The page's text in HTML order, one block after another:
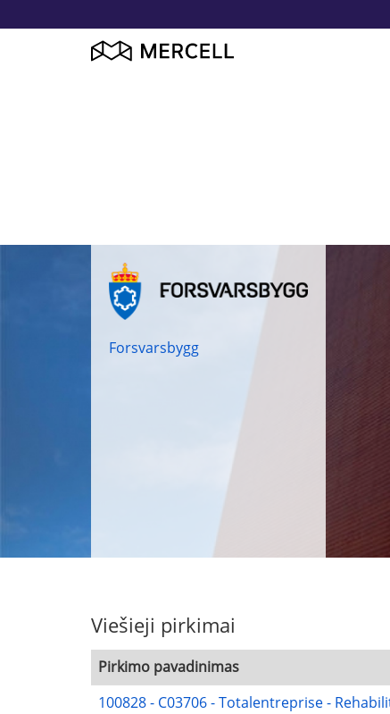
Forsvarsbygg
Viešieji pirkimai
Pirkimo pavadinimas
100828 - C03706 - Totalentreprise -